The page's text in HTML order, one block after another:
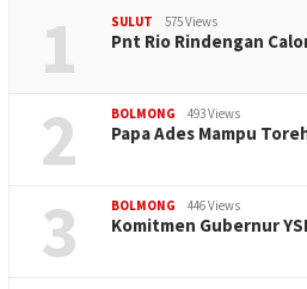
1 SULUT 575 Views
Pnt Rio Rindengan
2 BOLMONG 493 Views
Papa Ades Mampu
3 BOLMONG 446 Views
Komitmen Gubernur